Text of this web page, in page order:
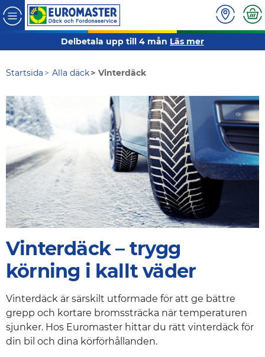
Delbetala upp till 4 mån Läs mer
Startsida Alla däck Vinterdäck
Vinterdäck – trygg
körning i kallt väder
Vinterdäck är särskilt utformade för att ge bättre
grepp och kortare bromssträcka när temperaturen
sjunker. Hos Euromaster hittar du rätt vinterdäck för
din bil och dina körförhållanden.